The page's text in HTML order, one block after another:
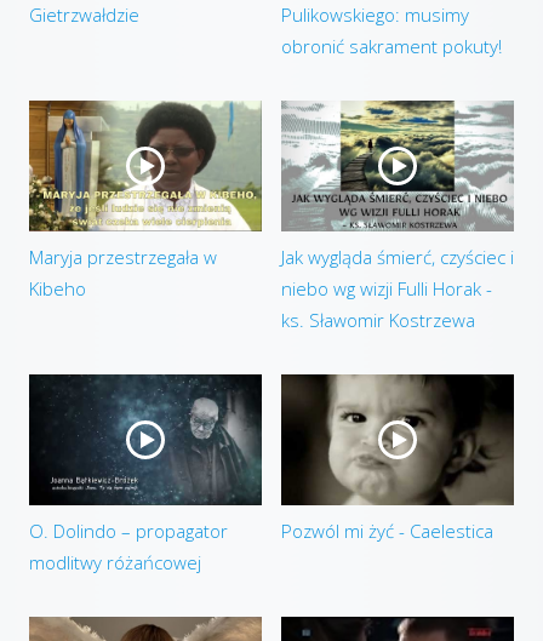
Gietrzwałdzie
Pulikowskiego: musimy
obronić sakrament pokuty!
Maryja przestrzegała w
Kibeho
Jak wygląda śmierć, czyściec i
niebo wg wizji Fulli Horak -
ks. Sławomir Kostrzewa
O. Dolindo – propagator
modlitwy różańcowej
Pozwól mi żyć - Caelestica